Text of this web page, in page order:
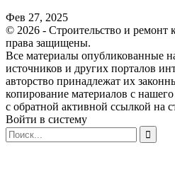
Фев 27, 2025
© 2026 - Строительство и ремонт
права защищены.
Все материалы опубликованные
источников и других порталов
авторство принадлежат их
копирование материалов с нашего
с обратной активной ссылкой на
Войти в систему